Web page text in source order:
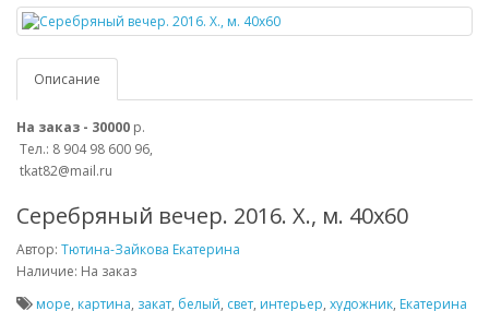
Описание
На заказ - 30000 р.
Тел.: 8 904 98 600 96,
tkat82@mail.ru
Серебряный вечер. 2016. Х., м. 40х60
Автор: Тютина-Зайкова Екатерина
Наличие: На заказ
море, картина, закат, белый, свет, интерьер, художник, Екатерина